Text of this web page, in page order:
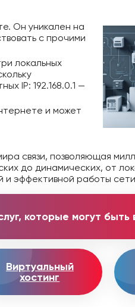
Он уникален на
с прочими
локальных
IP: 192.168.0.1 —
и может
связи, позволяющая
до динамических, от
и эффективной работы
которые могут быть
Виртуальный
хостинг